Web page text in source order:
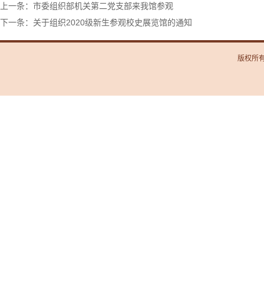
上一条：市委组织部机关第二党支部来我馆参观
下一条：关于组织2020级新生参观校史展览馆的通知
版权所